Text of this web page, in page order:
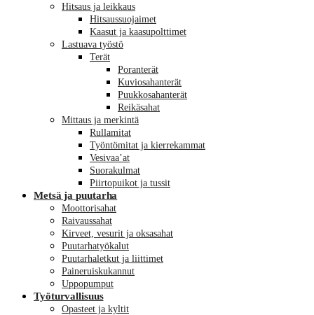
Hitsaus ja leikkaus
Hitsaussuojaimet
Kaasut ja kaasupolttimet
Lastuava työstö
Terät
Poranterät
Kuviosahanterät
Puukkosahanterät
Reikäsahat
Mittaus ja merkintä
Rullamitat
Työntömitat ja kierrekammat
Vesivaa’at
Suorakulmat
Piirtopuikot ja tussit
Metsä ja puutarha
Moottorisahat
Raivaussahat
Kirveet, vesurit ja oksasahat
Puutarhatyökalut
Puutarhaletkut ja liittimet
Paineruiskukannut
Uppopumput
Työturvallisuus
Opasteet ja kyltit